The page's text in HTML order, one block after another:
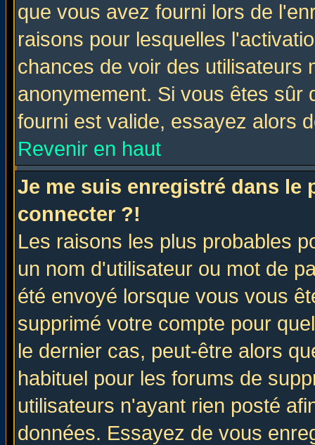
que vous avez fourni lors de
raisons pour lesquelles
chances de voir des utilisateurs
anonymement. Si vous êtes sûr
fourni est valide, essayez alors
Revenir en haut
Je me suis enregistré dans le
connecter ?!
Les raisons les plus probables
un nom d'utilisateur ou mot de
été envoyé lorsque vous vous
supprimé votre compte pour
le dernier cas, peut-être alors
habituel pour les forums de
utilisateurs n'ayant rien posté
données. Essayez de vous